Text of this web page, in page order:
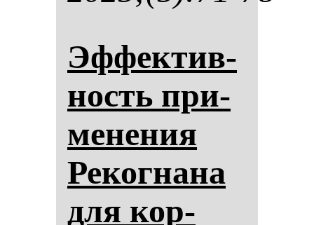
Эф­фек­тив­
ность при­
ме­не­ния
Ре­ког­на­на
для кор­